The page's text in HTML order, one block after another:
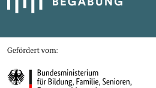
Gefördert von
Bundesministerium für Bildung, Familie,